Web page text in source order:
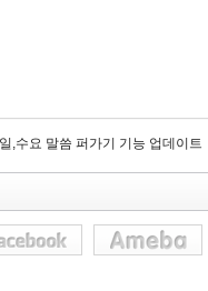
,수요 말씀 퍼가기 기능 업데이트